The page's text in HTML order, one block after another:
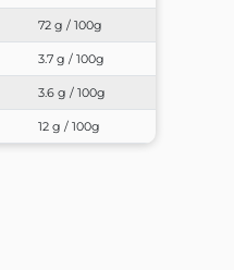
72 g / 100g
3.7 g / 100g
3.6 g / 100g
12 g / 100g